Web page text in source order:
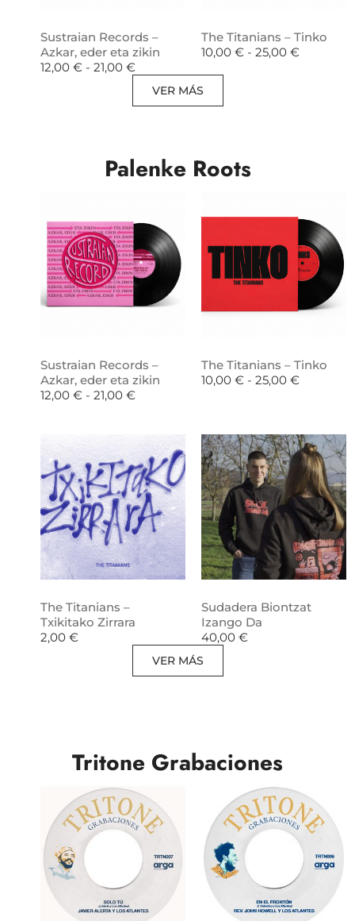
Sustraian Records –
Azkar, eder eta zikin
12,00 € - 21,00 €
The Titanians – Tinko
10,00 € - 25,00 €
VER MÁS
Palenke Roots
Sustraian Records –
Azkar, eder eta zikin
12,00 € - 21,00 €
The Titanians – Tinko
10,00 € - 25,00 €
The Titanians –
Txikitako Zirrara
2,00 €
Sudadera Biontzat
Izango Da
40,00 €
VER MÁS
Tritone Grabaciones